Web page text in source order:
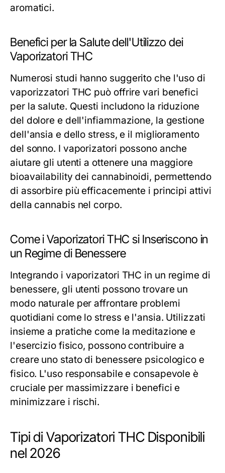
aromatici.
Benefici per la Salute dell'Utilizzo dei
Vaporizatori THC
Numerosi studi hanno suggerito che l'uso di
vaporizzatori THC può offrire vari benefici
per la salute. Questi includono la riduzione
del dolore e dell'infiammazione, la gestione
dell'ansia e dello stress, e il miglioramento
del sonno. I vaporizatori possono anche
aiutare gli utenti a ottenere una maggiore
bioavailability dei cannabinoidi, permettendo
di assorbire più efficacemente i principi attivi
della cannabis nel corpo.
Come i Vaporizatori THC si Inseriscono in
un Regime di Benessere
Integrando i vaporizatori THC in un regime di
benessere, gli utenti possono trovare un
modo naturale per affrontare problemi
quotidiani come lo stress e l'ansia. Utilizzati
insieme a pratiche come la meditazione e
l'esercizio fisico, possono contribuire a
creare uno stato di benessere psicologico e
fisico. L'uso responsabile e consapevole è
cruciale per massimizzare i benefici e
minimizzare i rischi.
Tipi di Vaporizatori THC Disponibili
nel 2026